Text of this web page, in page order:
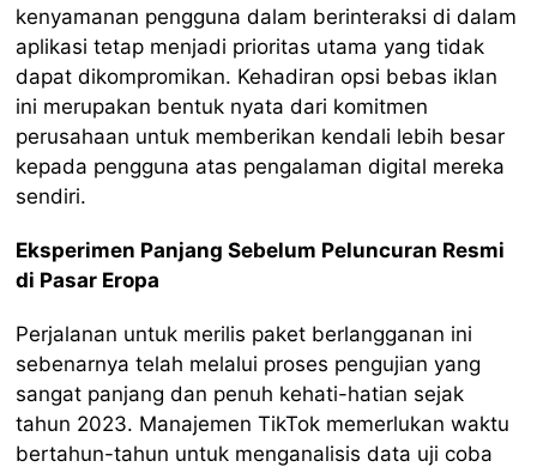
kenyamanan pengguna dalam berinteraksi di dalam
aplikasi tetap menjadi prioritas utama yang tidak
dapat dikompromikan. Kehadiran opsi bebas iklan
ini merupakan bentuk nyata dari komitmen
perusahaan untuk memberikan kendali lebih besar
kepada pengguna atas pengalaman digital mereka
sendiri.
Eksperimen Panjang Sebelum Peluncuran Resmi
di Pasar Eropa
Perjalanan untuk merilis paket berlangganan ini
sebenarnya telah melalui proses pengujian yang
sangat panjang dan penuh kehati-hatian sejak
tahun 2023. Manajemen TikTok memerlukan waktu
bertahun-tahun untuk menganalisis data uji coba